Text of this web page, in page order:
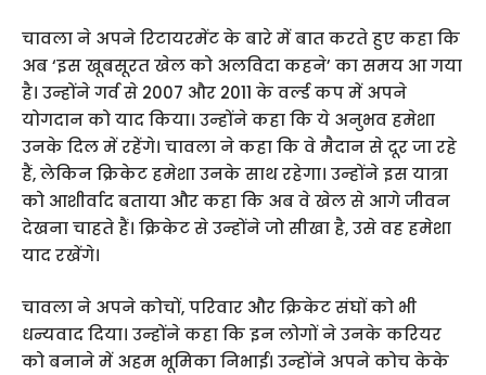
चावला ने अपने रिटायरमेंट के बारे में बात करते हुए कहा कि
अब ‘इस खूबसूरत खेल को अलविदा कहने’ का समय आ गया
है। उन्होंने गर्व से 2007 और 2011 के वर्ल्ड कप में अपने
योगदान को याद किया। उन्होंने कहा कि ये अनुभव हमेशा
उनके दिल में रहेंगे। चावला ने कहा कि वे मैदान से दूर जा रहे
हैं, लेकिन क्रिकेट हमेशा उनके साथ रहेगा। उन्होंने इस यात्रा
को आशीर्वाद बताया और कहा कि अब वे खेल से आगे जीवन
देखना चाहते हैं। क्रिकेट से उन्होंने जो सीखा है, उसे वह हमेशा
याद रखेंगे।
चावला ने अपने कोचों, परिवार और क्रिकेट संघों को भी
धन्यवाद दिया। उन्होंने कहा कि इन लोगों ने उनके करियर
को बनाने में अहम भूमिका निभाई। उन्होंने अपने कोच केके